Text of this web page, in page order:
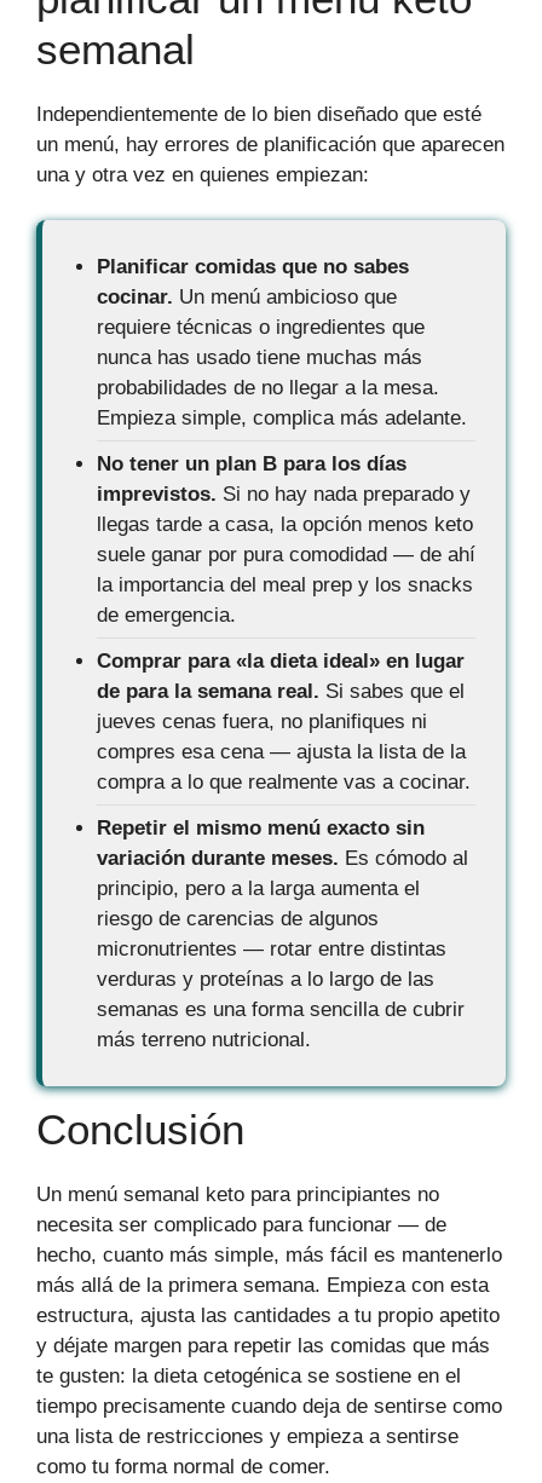
semanal
Independientemente de lo bien diseñado que esté
un menú, hay errores de planificación que aparecen
una y otra vez en quienes empiezan:
Planificar comidas que no sabes
cocinar. Un menú ambicioso que
requiere técnicas o ingredientes que
nunca has usado tiene muchas más
probabilidades de no llegar a la mesa.
Empieza simple, complica más adelante.
No tener un plan B para los días
imprevistos. Si no hay nada preparado y
llegas tarde a casa, la opción menos keto
suele ganar por pura comodidad — de ahí
la importancia del meal prep y los snacks
de emergencia.
Comprar para «la dieta ideal» en lugar
de para la semana real. Si sabes que el
jueves cenas fuera, no planifiques ni
compres esa cena — ajusta la lista de la
compra a lo que realmente vas a cocinar.
Repetir el mismo menú exacto sin
variación durante meses. Es cómodo al
principio, pero a la larga aumenta el
riesgo de carencias de algunos
micronutrientes — rotar entre distintas
verduras y proteínas a lo largo de las
semanas es una forma sencilla de cubrir
más terreno nutricional.
Conclusión
Un menú semanal keto para principiantes no
necesita ser complicado para funcionar — de
hecho, cuanto más simple, más fácil es mantenerlo
más allá de la primera semana. Empieza con esta
estructura, ajusta las cantidades a tu propio apetito
y déjate margen para repetir las comidas que más
te gusten: la dieta cetogénica se sostiene en el
tiempo precisamente cuando deja de sentirse como
una lista de restricciones y empieza a sentirse
como tu forma normal de comer.